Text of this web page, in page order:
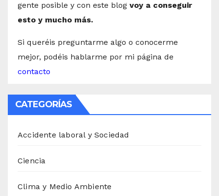
gente posible y con este blog voy a conseguir
esto y mucho más.
Si queréis preguntarme algo o conocerme
mejor, podéis hablarme por mi página de
contacto
CATEGORÍAS
Accidente laboral y Sociedad
Ciencia
Clima y Medio Ambiente